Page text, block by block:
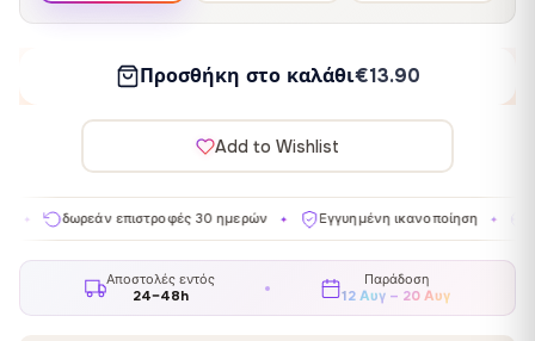
Προσθήκη στο καλάθι€13.90
Add to Wishlist
επιστροφές 30 ημερών ✦ Εγγυημένη ικανοποίηση ✦
Αποστολές εντός
24–48h
Παράδοση
12 Αυγ – 20 Αυγ